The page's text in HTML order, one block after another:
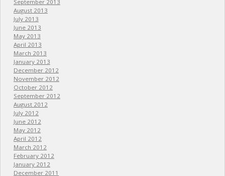
September 2013
August 2013
July 2013
June 2013
May 2013
April 2013
March 2013
January 2013
December 2012
November 2012
October 2012
September 2012
August 2012
July 2012
June 2012
May 2012
April 2012
March 2012
February 2012
January 2012
December 2011